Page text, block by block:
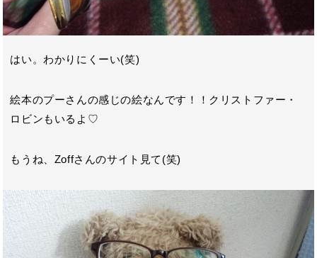
はい。わかりにくーい(笑)
絵本のプーさんの感じの絵なんです！！クリストファー・
ロビンもいるよ♡
もうね、Zoffさんのサイト見て(笑)